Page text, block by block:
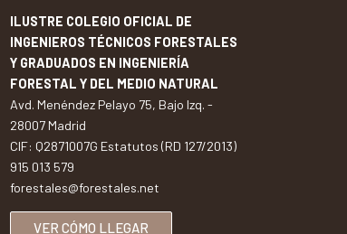
ILUSTRE COLEGIO OFICIAL DE
INGENIEROS TÉCNICOS FORESTALES
Y GRADUADOS EN INGENIERÍA
FORESTAL Y DEL MEDIO NATURAL
Avd. Menéndez Pelayo 75, Bajo Izq. -
28007 Madrid
CIF: Q2871007G Estatutos (RD 127/2013)
915 013 579
forestales@forestales.net
VER CÓMO LLEGAR